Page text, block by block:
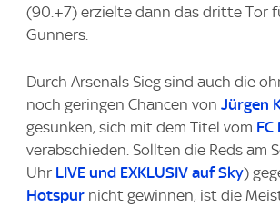
(90.+7) erzielte dann das dritte Tor
Gunners.
Durch Arsenals Sieg sind auch die
noch geringen Chancen von Jürgen
gesunken, sich mit dem Titel vom
verabschieden. Sollten die Reds am
Uhr LIVE und EXKLUSIV auf Sky)
Hotspur nicht gewinnen, ist die